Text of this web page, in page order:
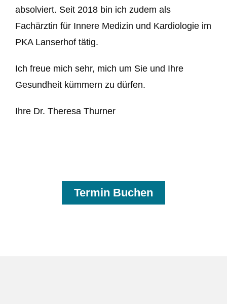
absolviert. Seit 2018 bin ich zudem als
Fachärztin für Innere Medizin und Kardiologie im
PKA Lanserhof tätig.
Ich freue mich sehr, mich um Sie und Ihre
Gesundheit kümmern zu dürfen.
Ihre Dr. Theresa Thurner
Termin Buchen